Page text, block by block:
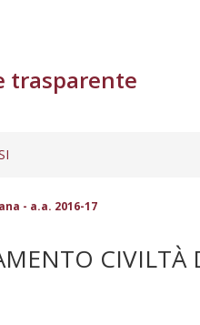
trasparente
- a.a. 2016-17